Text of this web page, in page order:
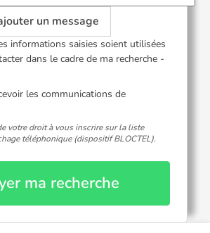
un message
informations saisies soient utilisées
dans le cadre de ma recherche -
les communications de
votre droit à vous inscrire sur la liste
téléphonique (dispositif BLOCTEL).
ma recherche